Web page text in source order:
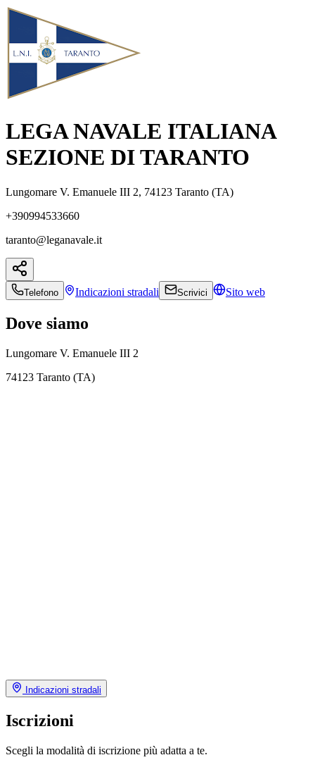
LEGA NAVALE ITALIANA
SEZIONE DI TARANTO
Lungomare V. Emanuele III 2, 74123 Taranto (TA)
+390994533660
taranto@leganavale.it
Telefono Indicazioni stradali Scrivici Sito web
Dove siamo
Lungomare V. Emanuele III 2
74123 Taranto (TA)
Indicazioni stradali
Iscrizioni
Scegli la modalità di iscrizione più adatta a te.